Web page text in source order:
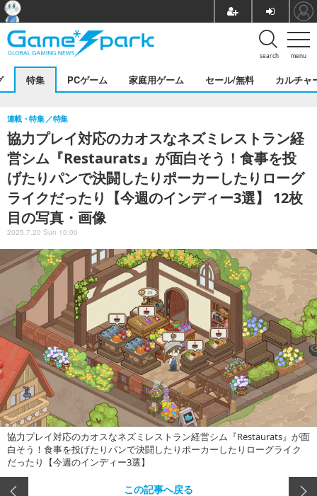
menu
search
特集 PCゲーム 家庭用ゲーム セール/無料 カルチャ
協力プレイ対応のカオスなネズミレストラン経
営シム『Restaurats』が面白そう！食事を投
げたりパンで決闘したりポーカーしたりローグ
ライクだったり【今週のインディー3選】 12枚
目の写真・画像
連載・特集 特集
2025.7.20 Sun 10:00
協力プレイ対応のカオスなネズミレストラン経営シム『Restaurats』が面
白そう！食事を投げたりパンで決闘したりポーカーしたりローグライク
だったり【今週のインディー3選】
この記事へ戻る